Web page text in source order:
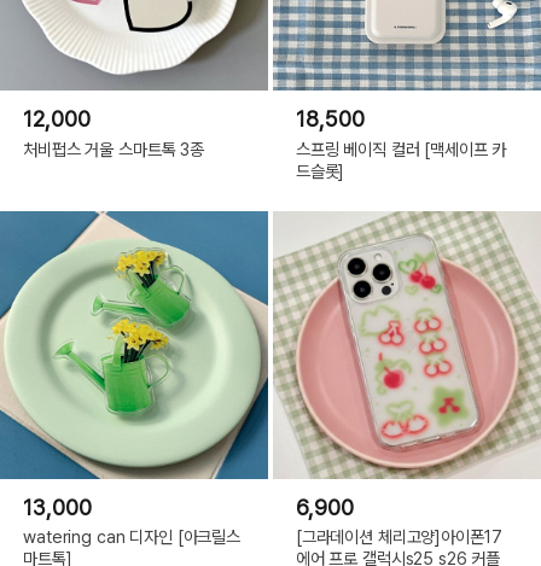
12,000
처비펍스 거울 스마트톡 3종
18,500
스프링 베이직 컬러 [맥세이프 카
드슬롯]
13,000
watering can 디자인 [아크릴스
마트톡]
6,900
[그라데이션 체리고양]아이폰17
에어 프로 갤럭시s25 s26 커플